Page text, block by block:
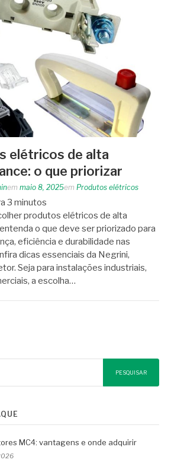
elétricos de alta
o que priorizar
em maio 8, 2025em Produtos elétricos
3 minutos
produtos elétricos de alta
o que deve ser priorizado para
eficiência e durabilidade nas
dicas essenciais da Negrini,
Seja para instalações industriais,
a escolha…
PESQUISAR
MC4: vantagens e onde adquirir